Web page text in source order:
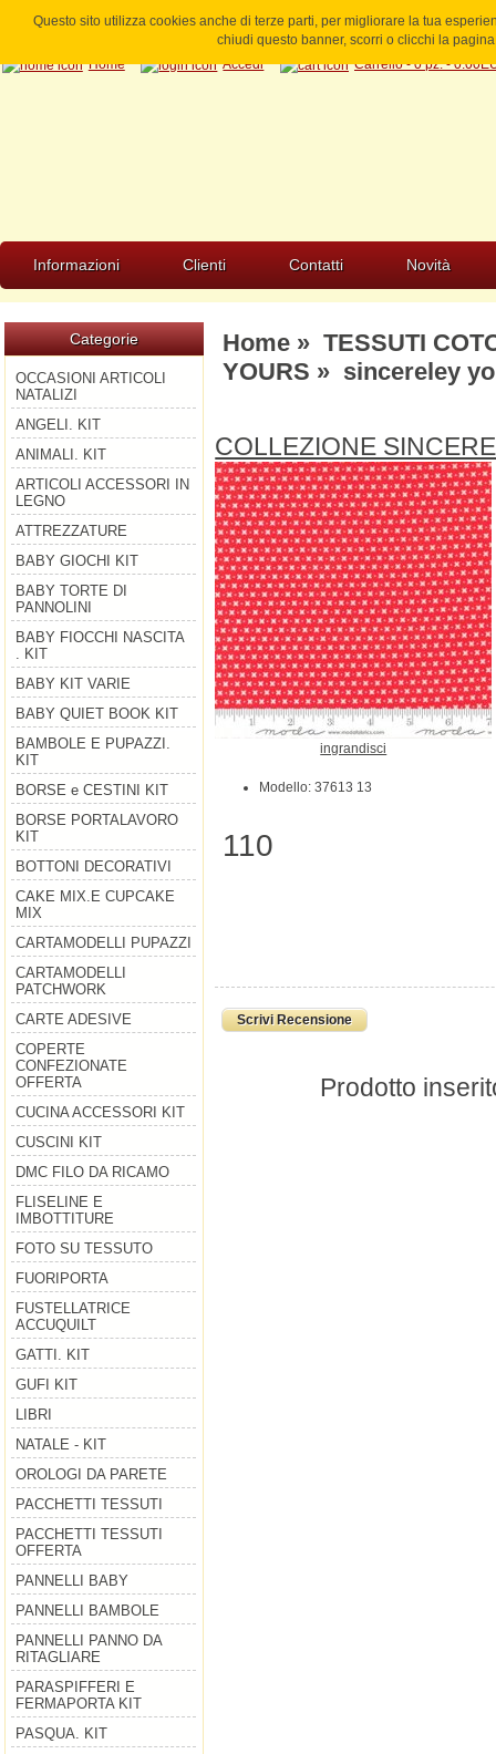
Questo sito utilizza cookies anche di terze parti, per migliorare la tua
chiudi questo banner, scorri o clicchi la
Home
Accedi Carrello - 0 pz. -
Informazioni Clienti Contatti Novità
Categorie
OCCASIONI ARTICOLI
NATALIZI
ANGELI. KIT
ANIMALI. KIT
ARTICOLI ACCESSORI IN
LEGNO
ATTREZZATURE
BABY GIOCHI KIT
BABY TORTE DI
PANNOLINI
BABY FIOCCHI NASCITA
. KIT
BABY KIT VARIE
BABY QUIET BOOK KIT
BAMBOLE E PUPAZZI.
KIT
BORSE e CESTINI KIT
BORSE PORTALAVORO
KIT
BOTTONI DECORATIVI
CAKE MIX.E CUPCAKE
MIX
CARTAMODELLI PUPAZZI
CARTAMODELLI
PATCHWORK
CARTE ADESIVE
COPERTE
CONFEZIONATE
OFFERTA
CUCINA ACCESSORI KIT
CUSCINI KIT
DMC FILO DA RICAMO
FLISELINE E
IMBOTTITURE
FOTO SU TESSUTO
FUORIPORTA
FUSTELLATRICE
ACCUQUILT
GATTI. KIT
GUFI KIT
LIBRI
NATALE - KIT
OROLOGI DA PARETE
PACCHETTI TESSUTI
PACCHETTI TESSUTI
OFFERTA
PANNELLI BABY
PANNELLI BAMBOLE
PANNELLI PANNO DA
RITAGLIARE
PARASPIFFERI E
FERMAPORTA KIT
PASQUA. KIT
Home» TESSUTI
YOURS » sincereley
COLLEZIONE
ingrandisci
Modello: 37613 13
110
Scrivi Recensione
Prodotto